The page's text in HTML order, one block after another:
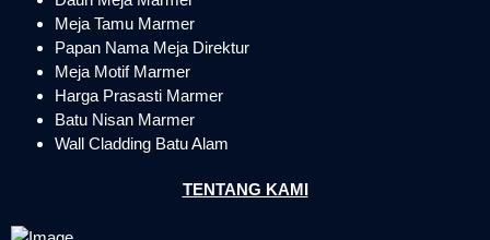
Meja Tamu Marmer
Papan Nama Meja Direktur
Meja Motif Marmer
Harga Prasasti Marmer
Batu Nisan Marmer
Wall Cladding Batu Alam
TENTANG KAMI